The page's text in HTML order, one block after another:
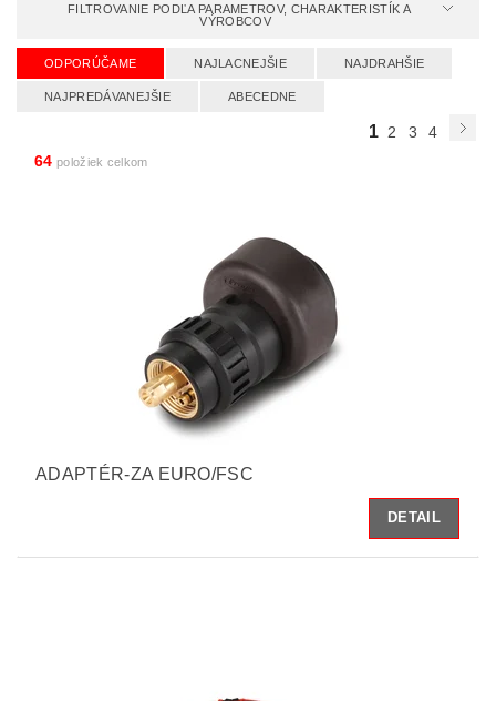
FILTROVANIE PODĽA PARAMETROV, CHARAKTERISTÍK A
VÝROBCOV
ODPORÚČAME NAJLACNEJŠIE NAJDRAHŠIE
NAJPREDÁVANEJŠIE ABECEDNE
1 2 3
4
64 položiek celkom
ADAPTÉR-ZA EURO/FSC
DETAIL